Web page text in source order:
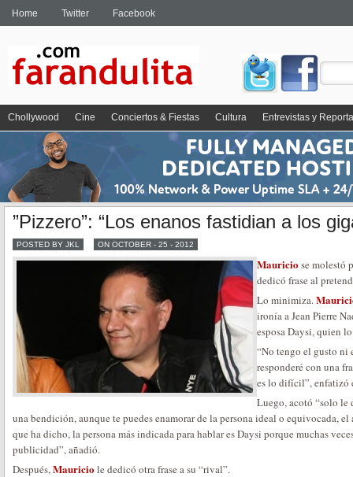
Home Twitter Facebook
Chollywood Cine Conciertos & Fiestas Cultura Entrevistas y
”Pizzero”: “Los enanos fastidian a los
POSTED BY JKL ON OCTOBER - 25 - 2012
Mauriciose molestó
dedicó frase al
Lo minimiza.
ironía a Jean Pierre
esposa Daysi, quien
“No tengo el gusto ni
responderé con una
es lo difícil”, enfatizó
Luego, acotó “solo
una bendición, aunque te puedes enamorar de la persona ideal o equivocada, el
que ha dicho, la persona más indicada para hablar es Daysi porque muchas
publicidad”, añadió.
Después,Mauriciole dedicó otra frase a su “rival”.